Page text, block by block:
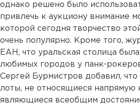
однако решено было
привлечь к аукциону внимание
которой сегодня творчество
очень популярно. Кроме того,
ЕАН, что уральская столица
любимых городов у панк-
Сергей Бурмистров добавил, что
лоты, не относящиеся напрямую
являющиеся всеобщим